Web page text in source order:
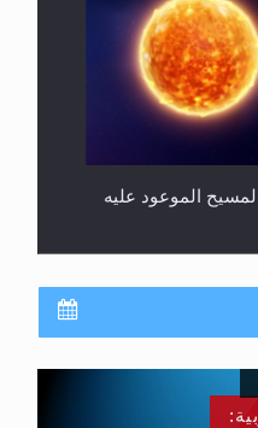
الموعود عليه